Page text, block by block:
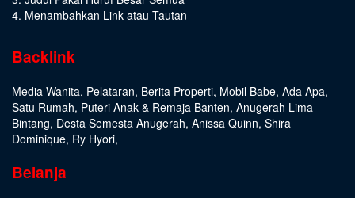
4. Menambahkan Link atau Tautan
Backlink
Media Wanita, Pelataran, Berita Properti, Mobil Babe, Ada Apa,
Satu Rumah, Puteri Anak & Remaja Banten, Anugerah Lima
Bintang, Desta Semesta Anugerah, Anissa Quinn, Shira
Dominique, Ry Hyori,
Belanja